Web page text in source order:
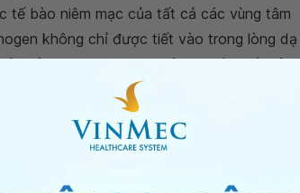
tế bào niêm mạc của tất cả các vùng tâm
không chỉ được tiết vào trong lòng dạ
của acid chlohydric của dạ dày để thủy
vào máu.
ánh tình trạng hình thái và chức năng của
Khi hoạt động của niêm mạc vùng đáy
lại mức độ PGII huyết thanh không